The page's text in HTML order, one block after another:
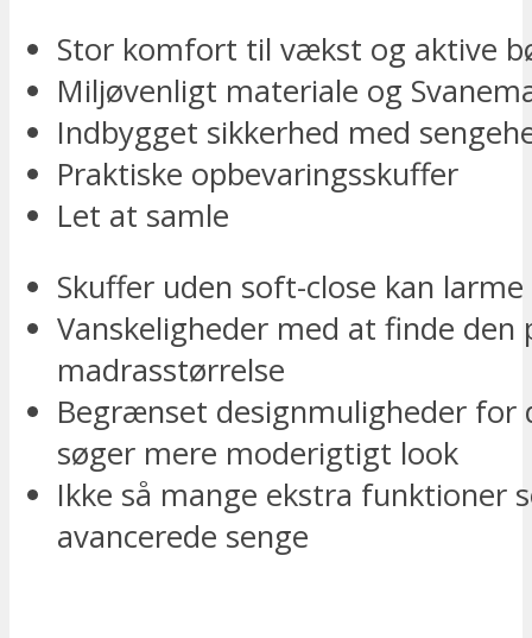
Stor komfort til vækst og aktive
Miljøvenligt materiale og
Indbygget sikkerhed med
Praktiske opbevaringsskuffer
Let at samle
Skuffer uden soft-close kan
Vanskeligheder med at finde den
madrasstørrelse
Begrænset designmuligheder for
søger mere moderigtigt look
Ikke så mange ekstra funktioner
avancerede senge